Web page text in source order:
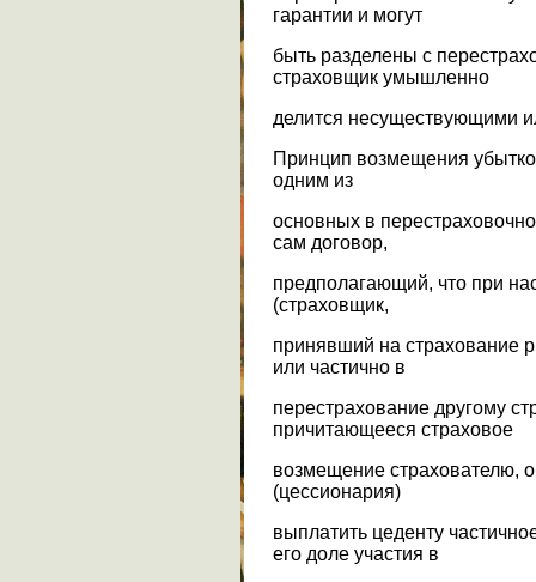
гарантии и могут
быть разделены с
страховщик умышленно
делится несуществующими
Принцип возмещения
одним из
основных в
сам договор,
предполагающий, что при
(страховщик,
принявший на страхование
или частично в
перестрахование другому
причитающееся страховое
возмещение страхователю,
(цессионария)
выплатить цеденту
его доле участия в